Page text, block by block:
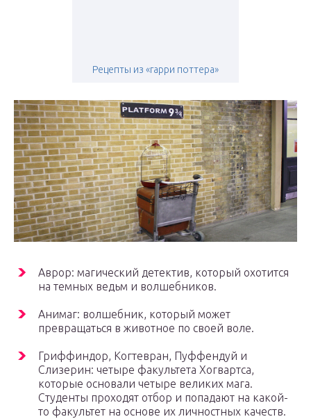
Рецепты из «гарри поттера»
Аврор: магический детектив, который охотится
на темных ведьм и волшебников.
Анимаг: волшебник, который может
превращаться в животное по своей воле.
Гриффиндор, Когтевран, Пуффендуй и
Слизерин: четыре факультета Хогвартса,
которые основали четыре великих мага.
Студенты проходят отбор и попадают на какой-
то факультет на основе их личностных качеств.